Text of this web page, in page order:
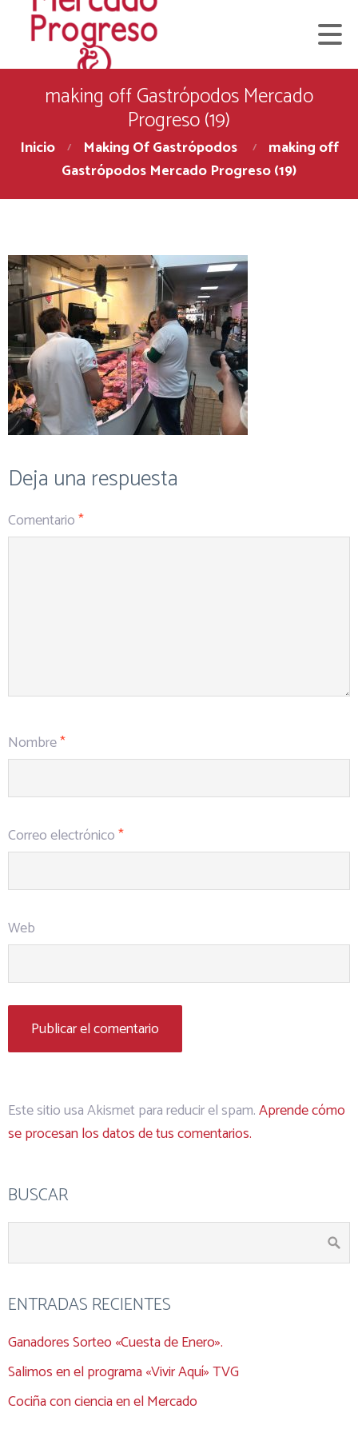
making off Gastrópodos Mercado
Progreso (19)
Inicio Making Of Gastrópodos
making off
Gastrópodos Mercado Progreso (19)
Deja una respuesta
Comentario*
Nombre*
Correo electrónico*
Web
Este sitio usa Akismet para reducir el spam.Aprende cómo
se procesan los datos de tus comentarios.
BUSCAR
ENTRADAS RECIENTES
Ganadores Sorteo «Cuesta de Enero».
Salimos en el programa «Vivir Aquí» TVG
Cociña con ciencia en el Mercado